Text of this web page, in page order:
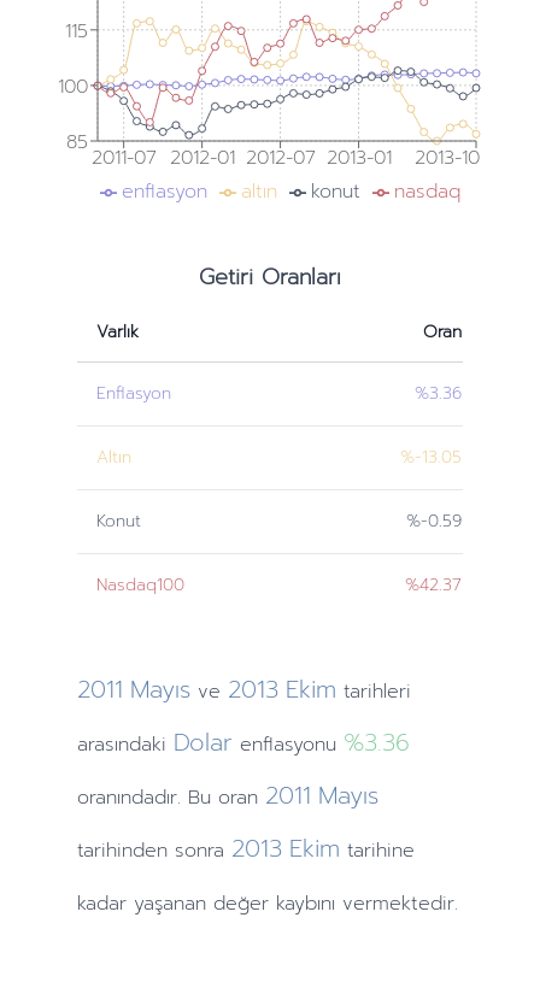
2011-07 2012-01 2012-07 2013-01 2013-10
85
100
115
enflasyon altın konut nasdaq
Getiri Oranları
Varlık Oran
Enflasyon %3.36
Altın %-13.05
Konut %-0.59
Nasdaq100 %42.37
2011 Mayıs ve 2013 Ekim tarihleri
arasındaki Dolar enflasyonu %3.36
oranındadır. Bu oran 2011 Mayıs
tarihindensonra 2013 Ekim tarihine
kadar yaşanan değer kaybını vermektedir.